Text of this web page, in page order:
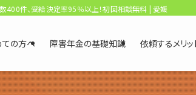
400件、受給決定率95％以上！初回相談無料 | 愛媛・松山障
の方へ 障害年金の基礎知識 依頼するメリッ